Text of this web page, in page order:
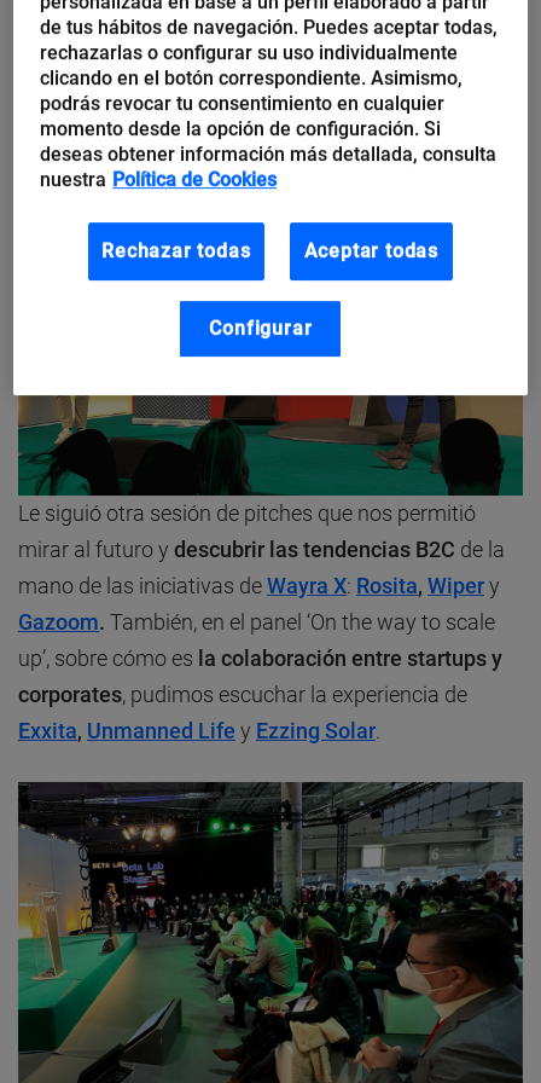
startups que están liderando la revolución tech en la
industria financiera:Ritmo, Payflow,RandyFuell
Le siguió otra sesión de pitches que nos permitió
mirar al futuro y descubrir las tendencias B2C de la
mano de las iniciativas deWayra X: Rosita, Wipery
Gazoom. También, en el panel ‘On the way to scale
up’, sobre cómo es la colaboración entre startups y
corporates, pudimos escuchar la experiencia de
Exxita, Unmanned Life y Ezzing Solar
de tus hábitos de navegación. Puedes aceptar todas,
rechazarlas o configurar su uso individualmente
clicando en el botón correspondiente. Asimismo,
podrás revocar tu consentimiento en cualquier
momento desde la opción de configuración. Si
deseas obtener información más detallada, consulta
nuestra Política de Cookies
Rechazar todas Aceptar todas
Configurar